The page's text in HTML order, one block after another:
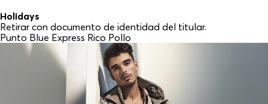
Holidays
Retirar con documento de identidad del titular.
Punto Blue Express Rico Pollo